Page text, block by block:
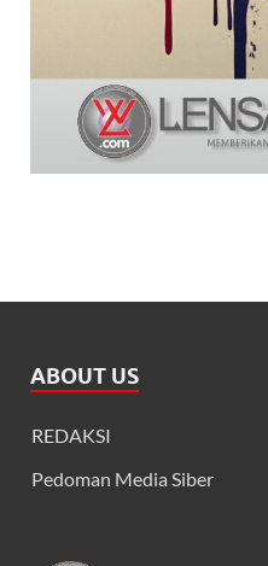
ABOUT US
REDAKSI
Pedoman Media Siber